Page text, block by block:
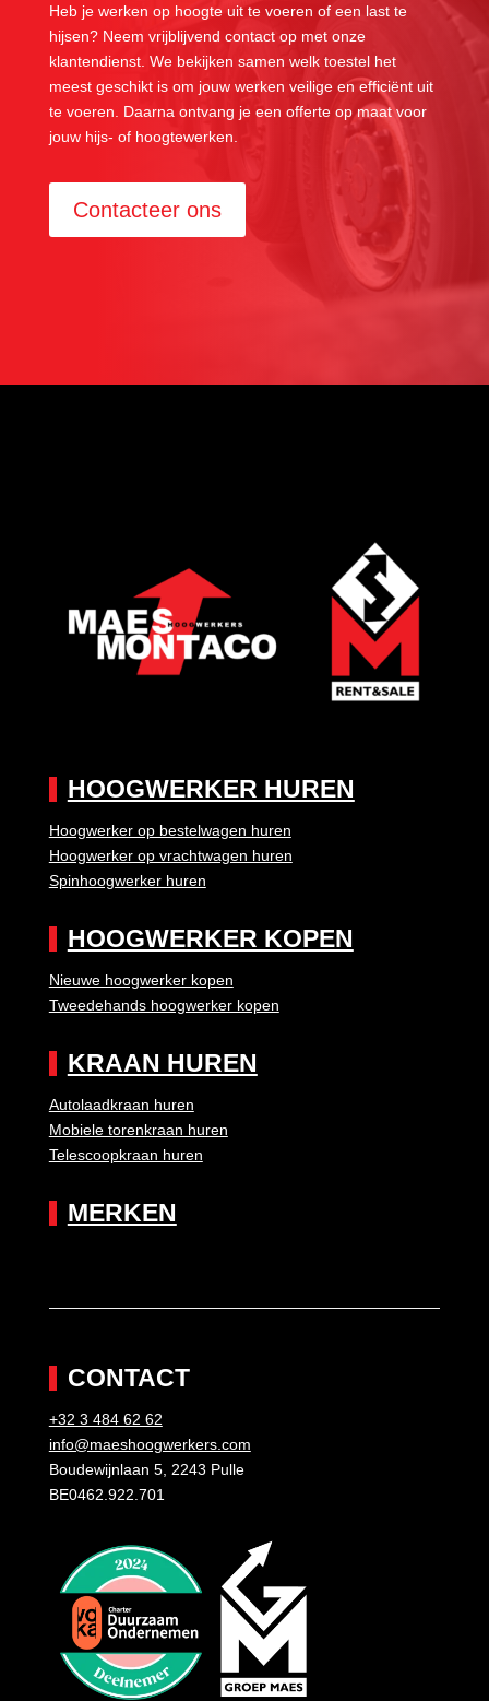
Heb je werken op hoogte uit te voeren of een last te
hijsen? Neem vrijblijvend contact op met onze
klantendienst. We bekijken samen welk toestel het
meest geschikt is om jouw werken veilige en efficiënt uit
te voeren. Daarna ontvang je een offerte op maat voor
jouw hijs- of hoogtewerken.
Contacteer ons
HOOGWERKER HUREN
Hoogwerker op bestelwagen huren
Hoogwerker op vrachtwagen huren
Spinhoogwerker huren
HOOGWERKER KOPEN
Nieuwe hoogwerker kopen
Tweedehands hoogwerker kopen
KRAAN HUREN
Autolaadkraan huren
Mobiele torenkraan huren
Telescoopkraan huren
MERKEN
CONTACT
+32 3 484 62 62
info@maeshoogwerkers.com
Boudewijnlaan 5, 2243 Pulle
BE0462.922.701